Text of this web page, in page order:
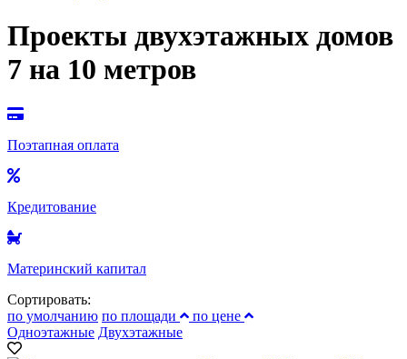
Проекты двухэтажных домов
7 на 10 метров
Поэтапная оплата
Кредитование
Материнский капитал
Сортировать:
по умолчанию по площади
по цене
Одноэтажные Двухэтажные